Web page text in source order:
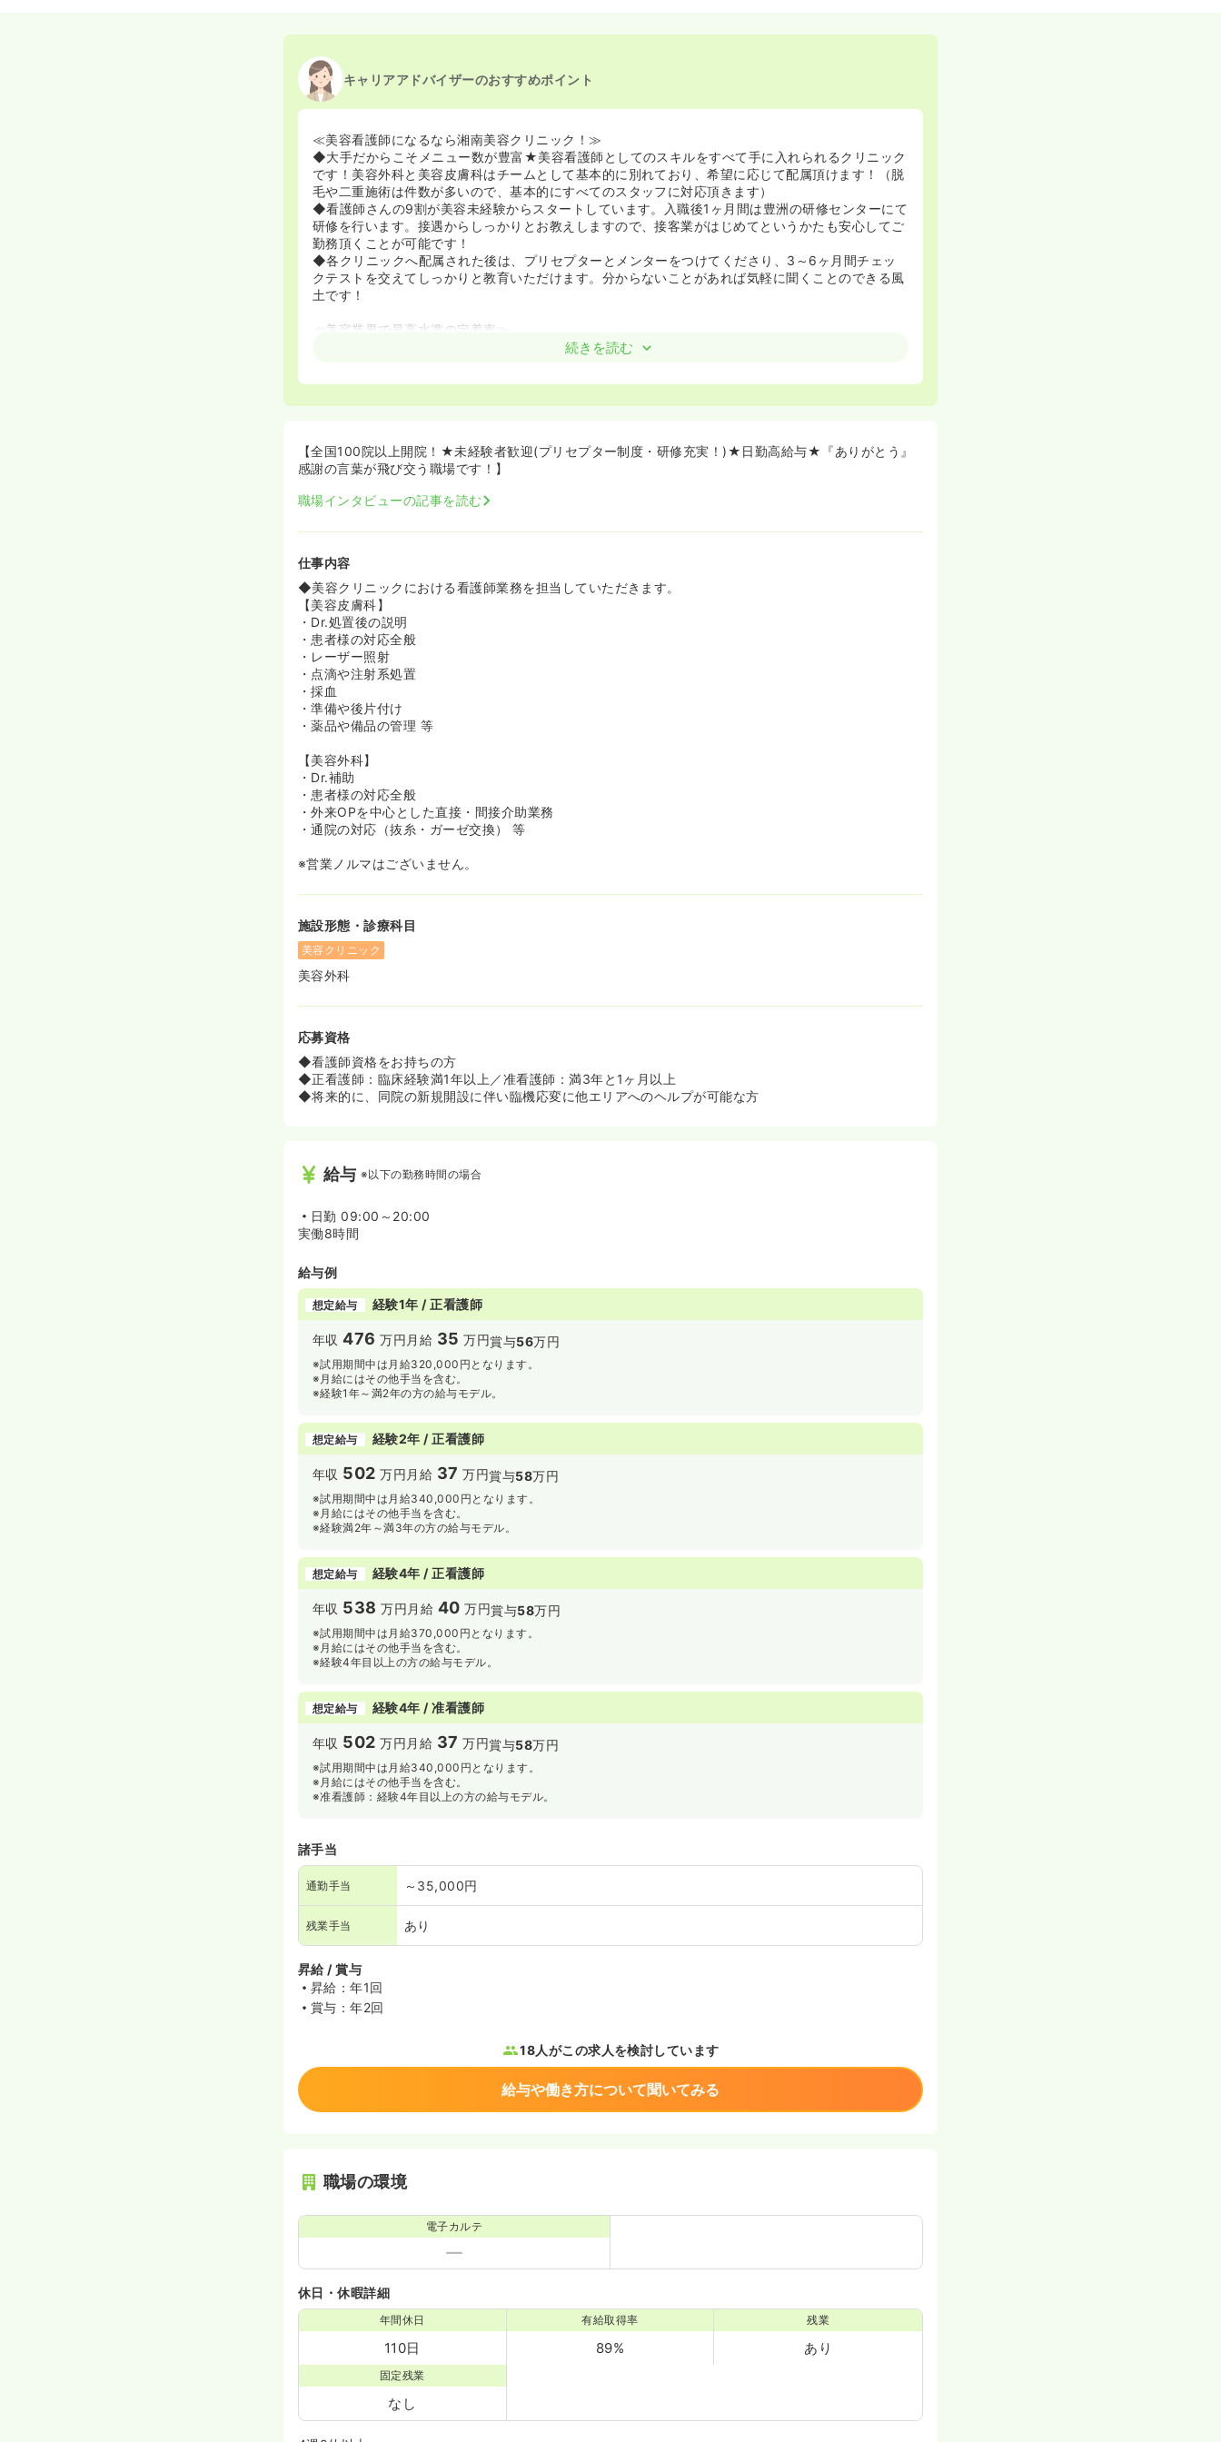
キャリアアドバイザーのおすすめポイント
≪美容看護師になるなら湘南美容クリニック！≫
◆大手だからこそメニュー数が豊富★美容看護師としてのスキルをすべて手に入れられるクリニック
です！美容外科と美容皮膚科はチームとして基本的に別れており、希望に応じて配属頂けます！（脱
毛や二重施術は件数が多いので、基本的にすべてのスタッフに対応頂きます）
◆看護師さんの9割が美容未経験からスタートしています。入職後1ヶ月間は豊洲の研修センターにて
研修を行います。接遇からしっかりとお教えしますので、接客業がはじめてというかたも安心してご
勤務頂くことが可能です！
◆各クリニックへ配属された後は、プリセプターとメンターをつけてくださり、3～6ヶ月間チェッ
クテストを交えてしっかりと教育いただけます。分からないことがあれば気軽に聞くことのできる風
土です！
≪美容業界で最高水準の定着率≫
◆美容クリニックでは珍しく、産休・育休復帰率が100％に近い水準です！ご結婚・ご出産などライ
がご勤務されております。
≪営業はありません♪≫
め、看護師さんにメインでお任せするお仕事は直接お客様に行う施術業務となります！
す！看護師さんからも施術の合間にキャンペーンのお声掛け等はしていただく可能性がございます
が、ノルマはありません。チームで取り組むことが好きな方は楽しくご勤務頂けます。
≪高給与★福利厚生充実≫
◆未経験で挑戦できる美容クリニックとしては業界最高水準のお給料です！
◆福利厚生も非常に充実しており、閑散期に連休を取得し、海外・国内レジャー優待を利用し旅行を
楽しんでいる方がたくさんいらっしゃいます。
◆各支店が駅徒歩圏内にあるため通勤に便利です！（配属先は入職日1ヶ月前に湘南美容クリニック
側で決定します）
続きを読む
【全国100院以上開院！★未経験者歓迎(プリセプター制度・研修充実！)★日勤高給与★『ありがとう』
感謝の言葉が飛び交う職場です！】
職場インタビューの記事を読む
仕事内容
◆美容クリニックにおける看護師業務を担当していただきます。
【美容皮膚科】
・Dr.処置後の説明
・患者様の対応全般
・レーザー照射
・点滴や注射系処置
・採血
・準備や後片付け
・薬品や備品の管理 等
【美容外科】
・Dr.補助
・患者様の対応全般
・外来OPを中心とした直接・間接介助業務
・通院の対応（抜糸・ガーゼ交換） 等
※営業ノルマはございません。
施設形態・診療科目
美容クリニック
美容外科
応募資格
◆看護師資格をお持ちの方
◆正看護師：臨床経験満1年以上／准看護師：満3年と1ヶ月以上
◆将来的に、同院の新規開設に伴い臨機応変に他エリアへのヘルプが可能な方
給与 ※以下の勤務時間の場合
日勤 09:00～20:00
実働8時間
給与例
想定給与 経験1年 / 正看護師
年収476 万円 月給 35 万円賞与56万円
※試用期間中は月給320,000円となります。
※月給にはその他手当を含む。
※経験1年～満2年の方の給与モデル。
想定給与 経験2年 / 正看護師
年収 502 万円 月給 37 万円賞与58万円
※試用期間中は月給340,000円となります。
※月給にはその他手当を含む。
※経験満2年～満3年の方の給与モデル。
想定給与 経験4年 / 正看護師
年収 538 万円 月給 40 万円賞与58万円
※試用期間中は月給370,000円となります。
※月給にはその他手当を含む。
※経験4年目以上の方の給与モデル。
想定給与 経験4年 / 准看護師
年収 502 万円 月給 37 万円賞与58万円
※試用期間中は月給340,000円となります。
※月給にはその他手当を含む。
※准看護師：経験4年目以上の方の給与モデル。
諸手当
通勤手当 ～35,000円
残業手当 あり
昇給 / 賞与
昇給：年1回
賞与：年2回
18人がこの求人を検討しています
給与や働き方について聞いてみる
職場の環境
電子カルテ
休日・休暇詳細
年間休日
110日
有給取得率
89%
残業
あり
固定残業
なし